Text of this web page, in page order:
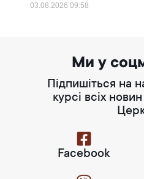
03.08.202609:58
Ми у
Підпишіться на
курсі всіх
Facebook